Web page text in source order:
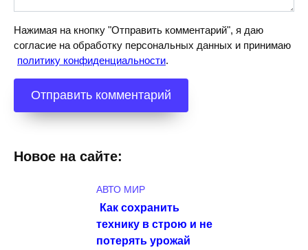
Нажимая на кнопку "Отправить комментарий", я даю
согласие на обработку персональных данных и принимаю
политику конфиденциальности.
Новое на сайте:
АВТО МИР
Как сохранить
технику в строю и не
потерять урожай